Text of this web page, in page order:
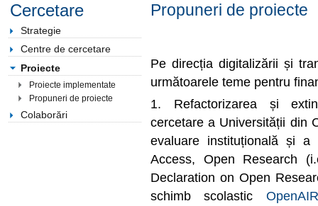
Cercetare
Strategie
Centre de cercetare
Proiecte
Proiecte implementate
Propuneri de proiecte
Colaborări
Propuneri de proiecte
Pe direcția digitalizării și
următoarele teme pentru
1. Refactorizarea și
cercetare a Universității din
evaluare instituțională și a
Access, Open Research
Declaration on Open
schimb scolastic